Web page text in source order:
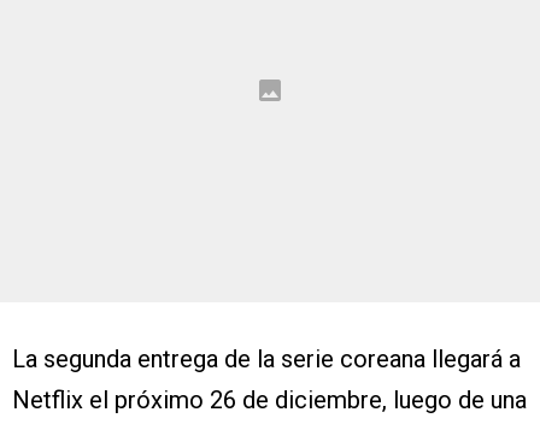
La segunda entrega de la serie coreana llegará a
Netflix el próximo 26 de diciembre, luego de una